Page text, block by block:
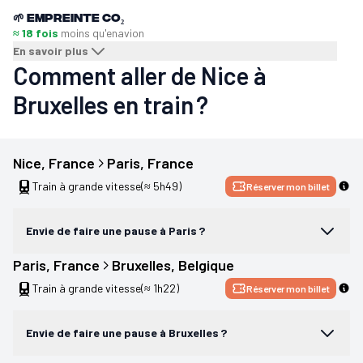
🌱 Empreinte CO₂
≈ 18 fois moins qu'enavion
En savoir plus
Comment aller de Nice à
Bruxelles en train ?
Nice, France Paris, France
Train à grande vitesse(≈ 5h49) Réserver mon billet
Envie de faire une pause à Paris ?
Paris, France Bruxelles, Belgique
Train à grande vitesse(≈ 1h22) Réserver mon billet
Envie de faire une pause à Bruxelles ?